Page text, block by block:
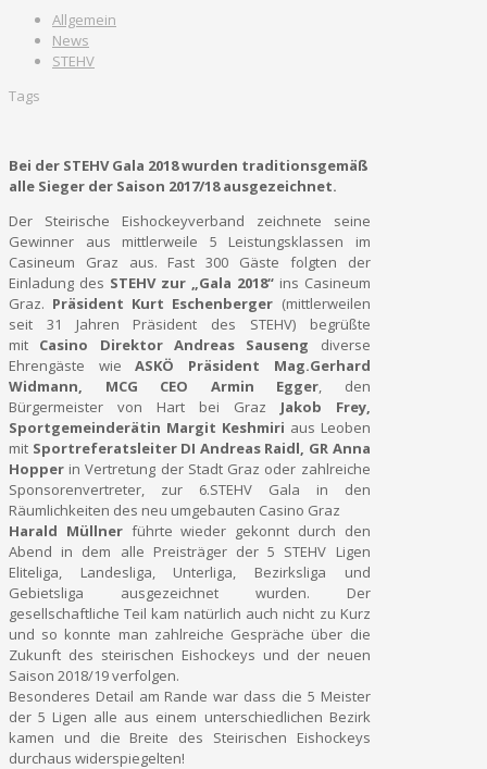
Allgemein
News
STEHV
Tags
Bei der STEHV Gala 2018 wurden traditionsgemäß
alle Sieger der Saison 2017/18 ausgezeichnet.
Der Steirische Eishockeyverband zeichnete seine
Gewinner aus mittlerweile 5 Leistungsklassen im
Casineum Graz aus. Fast 300 Gäste folgten der
Einladung des STEHV zur „Gala 2018“ins Casineum
Graz. Präsident Kurt Eschenberger (mittlerweilen
seit 31 Jahren Präsident des STEHV) begrüßte
mit Casino Direktor Andreas Sauseng diverse
Ehrengäste wieASKÖ Präsident Mag.Gerhard
Widmann, MCG CEO Armin Egger, den
Bürgermeister von Hart bei Graz Jakob Frey,
Sportgemeinderätin Margit Keshmiri aus Leoben
mit Sportreferatsleiter DI Andreas Raidl, GR Anna
Hopper in Vertretung der Stadt Graz oder zahlreiche
Sponsorenvertreter, zur 6.STEHV Gala in den
Räumlichkeiten des neu umgebauten Casino Graz
Harald Müllnerführte wieder gekonnt durch den
Abend in dem alle Preisträger der 5 STEHV Ligen
Eliteliga, Landesliga, Unterliga, Bezirksliga und
Gebietsliga ausgezeichnet wurden. Der
gesellschaftliche Teil kam natürlich auch nicht zu Kurz
und so konnte man zahlreiche Gespräche über die
Zukunft des steirischen Eishockeys und der neuen
Saison 2018/19 verfolgen.
Besonderes Detail am Rande war dass die 5 Meister
der 5 Ligen alle aus einem unterschiedlichen Bezirk
kamen und die Breite des Steirischen Eishockeys
durchaus widerspiegelten!